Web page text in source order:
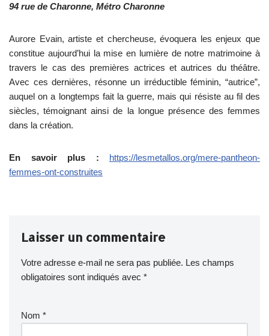
94 rue de Charonne, Métro Charonne
Aurore Evain, artiste et chercheuse, évoquera les enjeux que
constitue aujourd’hui la mise en lumière de notre matrimoine à
travers le cas des premières actrices et autrices du théâtre.
Avec ces dernières, résonne un irréductible féminin, “autrice”,
auquel on a longtemps fait la guerre, mais qui résiste au fil des
siècles, témoignant ainsi de la longue présence des femmes
dans la création.
En savoir plus :
https://lesmetallos.org/mere-pantheon-
femmes-ont-construites
Laisser un commentaire
Votre adresse e-mail ne sera pas publiée. Les champs
obligatoires sont indiqués avec *
Nom *